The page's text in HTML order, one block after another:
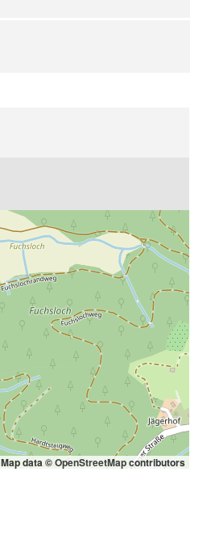
Map data ©OpenStreetMapcontributors